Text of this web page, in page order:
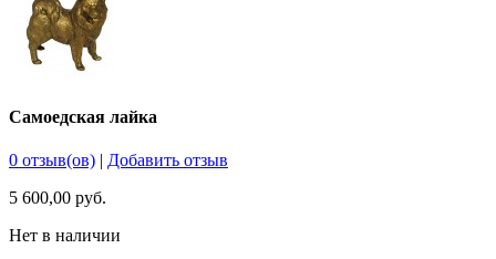
Самоедская лайка
0 отзыв(ов) | Добавить отзыв
5 600,00 руб.
Нет в наличии